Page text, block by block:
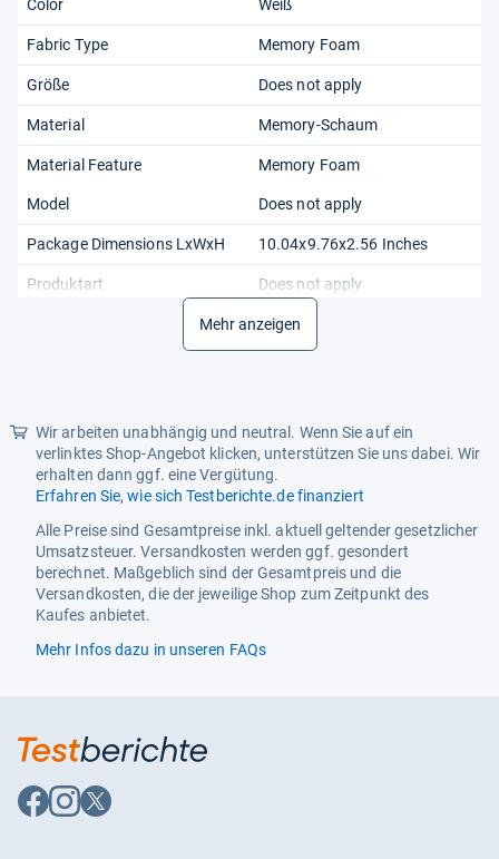
Color Weiß
Fabric Type Memory Foam
Größe Does not apply
Material Memory-Schaum
Material Feature Memory Foam
Model Does not apply
Package Dimensions LxWxH 10.04x9.76x2.56 Inches
Produktart Does not apply
Recommended Browse Nodes 3340967031
Mehr anzeigen
Wir arbeiten unabhängig und neutral. Wenn Sie auf ein
verlinktes Shop-Angebot klicken, unterstützen Sie uns dabei. Wir
erhalten dann ggf. eine Vergütung.
Erfahren Sie, wie sich Testberichte.de finanziert
Alle Preise sind Gesamtpreise inkl. aktuell geltender gesetzlicher
Umsatzsteuer. Versandkosten werden ggf. gesondert
berechnet. Maßgeblich sind der Gesamtpreis und die
Versandkosten, die der jeweilige Shop zum Zeitpunkt des
Kaufes anbietet.
Mehr Infos dazu in unseren FAQs
Auf
Facebook
Auf
Instagram
Auf
X